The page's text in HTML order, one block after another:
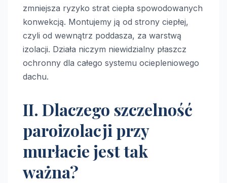
zmniejsza ryzyko strat ciepła spowodowanych
konwekcją. Montujemy ją od strony ciepłej,
czyli od wewnątrz poddasza, za warstwą
izolacji. Działa niczym niewidzialny płaszcz
ochronny dla całego systemu ociepleniowego
dachu.
II. Dlaczego szczelność
paroizolacji przy
murłacie jest tak
ważna?